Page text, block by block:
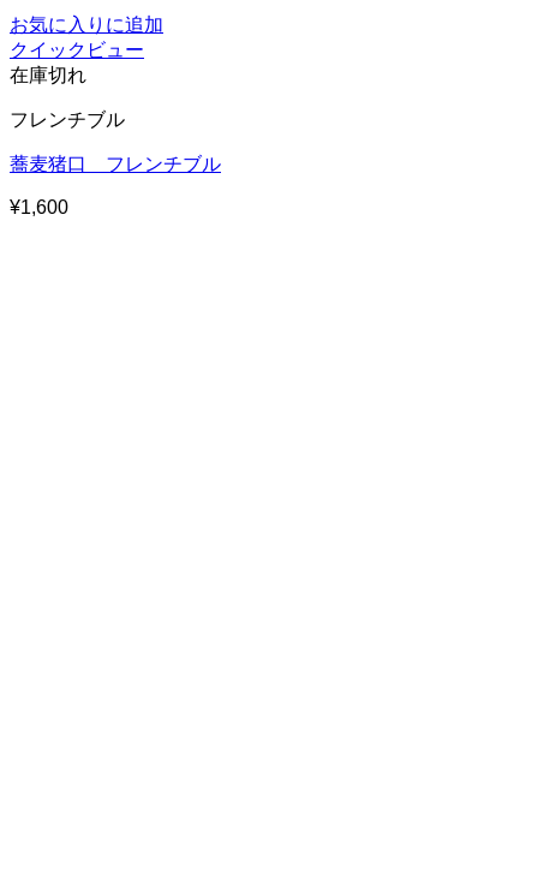
お気に入りに追加
クイックビュー
在庫切れ
フレンチブル
蕎麦猪口 フレンチブル
¥1,600